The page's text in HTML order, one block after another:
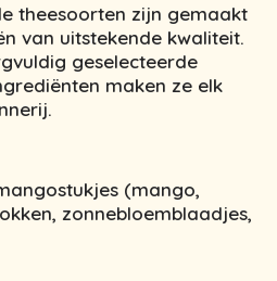
theesoorten zijn gemaakt
van uitstekende kwaliteit.
geselecteerde
maken ze elk
(mango,
zonnebloemblaadjes,